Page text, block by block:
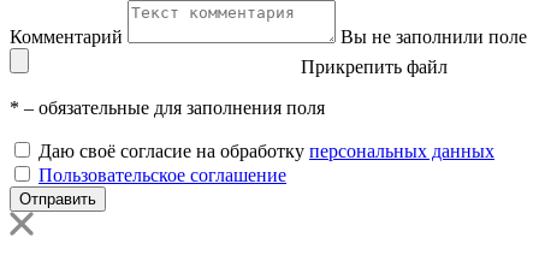
Комментарий
Вы не заполнили поле
Прикрепить файл
* – обязательные для заполнения поля
Даю своё согласие на обработку персональных данных
Пользовательское соглашение
Отправить